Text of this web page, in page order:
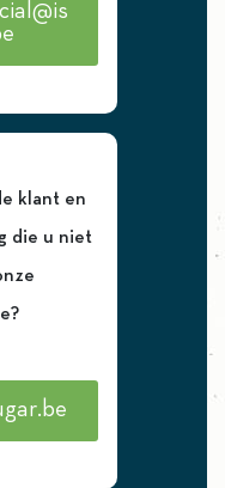
klant en
die u niet